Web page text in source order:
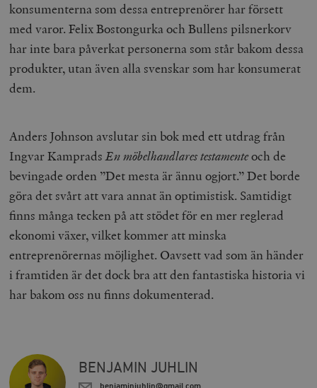
konsumenterna som dessa entreprenörer har försett
med varor. Felix Bostongurka och Bullens pilsnerkorv
har inte bara påverkat personerna som står bakom dessa
produkter, utan även alla svenskar som har konsumerat
dem.
Anders Johnson avslutar sin bok med ett utdrag från
Ingvar KampradsEn möbelhandlares testamenteoch de
bevingade orden ”Det mesta är ännu ogjort.” Det borde
göra det svårt att vara annat än optimistisk. Samtidigt
finns många tecken på att stödet för en mer reglerad
ekonomi växer, vilket kommer att minska
entreprenörernas möjlighet. Oavsett vad som än händer
i framtiden är det dock bra att den fantastiska historia vi
har bakom oss nu finns dokumenterad.
BENJAMIN JUHLIN
wp_woocommerce_session_[abcdef0123456789]
{32}
timbro.se
__cf_bm